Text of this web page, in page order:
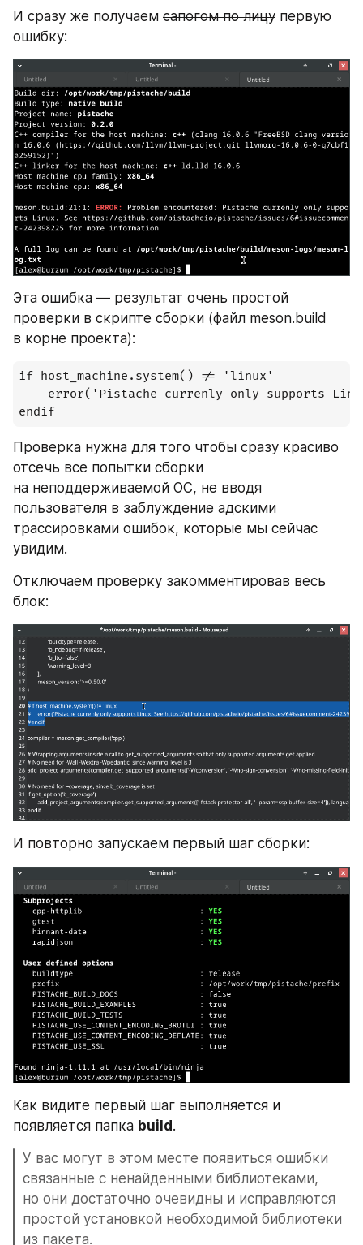
И сразу же получаем сапогом по лицу первую
ошибку:
Эта ошибка — результат очень простой
проверки в скрипте сборки (файл meson.build
в корне проекта):
if host_machine.system() != 'linux'
endif
Проверка нужна для того чтобы сразу красиво
отсечь все попытки сборки
на неподдерживаемой ОС, не вводя
пользователя в заблуждение адскими
трассировками ошибок, которые мы сейчас
увидим.
Отключаем проверку закомментировав весь
блок:
И повторно запускаем первый шаг сборки:
Как видите первый шаг выполняется и
появляется папка build.
У вас могут в этом месте появиться ошибки
связанные с ненайденными библиотеками,
но они достаточно очевидны и исправляются
простой установкой необходимой библиотеки
из пакета.